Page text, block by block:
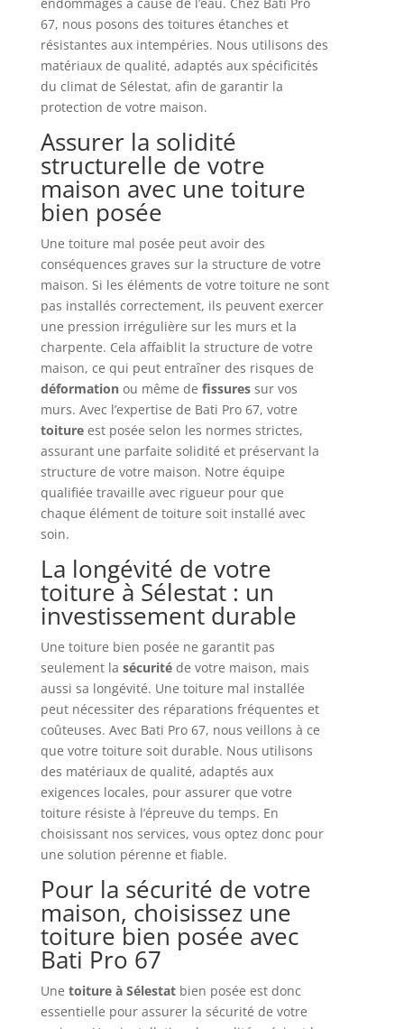
67, nous posons des toitures étanches et
résistantes aux intempéries. Nous utilisons des
matériaux de qualité, adaptés aux spécificités
du climat de Sélestat, afin de garantir la
protection de votre maison.
Assurer la solidité
structurelle de votre
maison avec une toiture
bien posée
Une toiture mal posée peut avoir des
conséquences graves sur la structure de votre
maison. Si les éléments de votre toiture ne sont
pas installés correctement, ils peuvent exercer
une pression irrégulière sur les murs et la
charpente. Cela affaiblit la structure de votre
maison, ce qui peut entraîner des risques de
déformationou même de fissuressur vos
murs. Avec l’expertise de Bati Pro 67, votre
toitureest posée selon les normes strictes,
assurant une parfaite solidité et préservant la
structure de votre maison. Notre équipe
qualifiée travaille avec rigueur pour que
chaque élément de toiture soit installé avec
soin.
La longévité de votre
toiture à Sélestat : un
investissement durable
Une toiture bien posée ne garantit pas
seulement la sécuritéde votre maison, mais
aussi sa longévité. Une toiture mal installée
peut nécessiter des réparations fréquentes et
coûteuses. Avec Bati Pro 67, nous veillons à ce
que votre toiture soit durable. Nous utilisons
des matériaux de qualité, adaptés aux
exigences locales, pour assurer que votre
toiture résiste à l’épreuve du temps. En
choisissant nos services, vous optez donc pour
une solution pérenne et fiable.
Pour la sécurité de votre
maison, choisissez une
toiture bien posée avec
Bati Pro 67
Une toiture à Sélestatbien posée est donc
essentielle pour assurer la sécurité de votre